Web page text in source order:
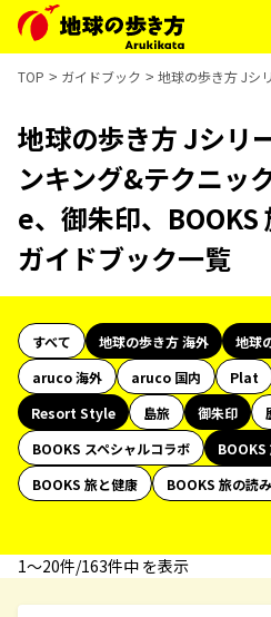
TOP ガイドブック 地球の歩き方 Jシ
地球の歩き方 Jシリ
ンキング&テクニッ
e、御朱印、BOOKS
ガイドブック一覧
すべて 地球の歩き方 海外
地球
aruco 海外
aruco 国内 Plat
Resort Style
島旅 御朱印
BOOKS スペシャルコラボ
BOOKS
BOOKS 旅と健康
BOOKS 旅の読
1〜20件/163件中 を表示